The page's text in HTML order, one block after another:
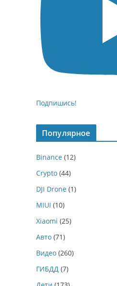
Подпишись!
Популярное
Binance (12)
Crypto (44)
DJI Drone (1)
MIUI (10)
Xiaomi (25)
Авто (71)
Видео (260)
ГИБДД (7)